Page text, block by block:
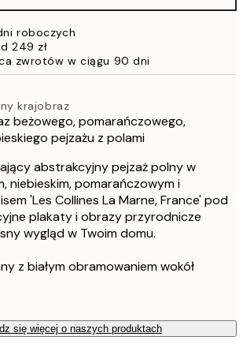
roboczych
249 zł
zwrotów w ciągu 90 dni
krajobraz
beżowego, pomarańczowego,
pejzażu z polami
abstrakcyjny pejzaż polny w
niebieskim, pomarańczowym i
'Les Collines La Marne, France' pod
plakaty i obrazy przyrodnicze
wygląd w Twoim domu.
z białym obramowaniem wokół
się więcej o naszych produktach